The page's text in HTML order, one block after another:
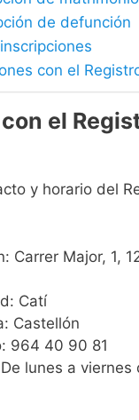
de defunción
con el
el
y horario del
Carrer Major, 1,
Catí
Castellón
964 40 90 81
lunes a